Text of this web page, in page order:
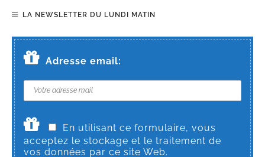
LA NEWSLETTER DU LUNDI MATIN
Adresse email:
En utilisant ce formulaire, vous
acceptez le stockage et le traitement de
vos données par ce site Web.